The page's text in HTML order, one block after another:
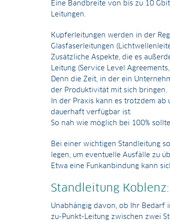
Eine Bandbreite von bis zu 10
Leitungen.
Kupferleitungen werden in der
Glasfaserleitungen
Zusätzliche Aspekte, die es
Leitung (Service Level Agreements,
Denn die Zeit, in der ein
der Produktivität mit sich bringen.
In der Praxis kann es trotzdem
dauerhaft verfügbar ist.
So nah wie möglich bei 100%
Bei einer wichtigen Standleitung
legen, um eventuelle Ausfälle zu
Etwa eine Funkanbindung kann
Standleitung
Unabhängig davon, ob Ihr Bedarf
zu-Punkt-Leitung zwischen zwei